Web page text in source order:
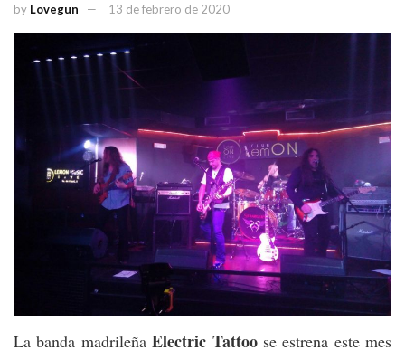
by Lovegun 13 de febrero de 2020
La banda madrileñaElectric Tattoose estrena este mes